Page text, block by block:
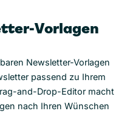
Vorlagen
Newsletter-Vorlagen
passend zu Ihrem
and-Drop-Editor macht
nach Ihren Wünschen